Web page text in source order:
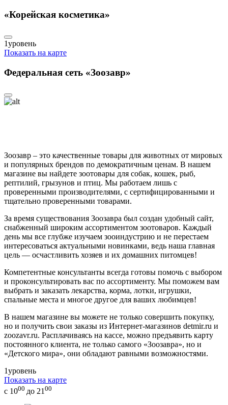
«Корейская косметика»
1уровень
Показать на карте
Федеральная сеть «Зоозавр»
Зоозавр – это качественные товары для животных от мировых
и популярных брендов по демократичным ценам. В нашем
магазине вы найдете зоотовары для собак, кошек, рыб,
рептилий, грызунов и птиц. Мы работаем лишь с
проверенными производителями, с сертифицированными и
тщательно проверенными товарами.
За время существования Зоозавра был создан удобный сайт,
снабженный широким ассортиментом зоотоваров. Каждый
день мы все глубже изучаем зооиндустрию и не перестаем
интересоваться актуальными новинками, ведь наша главная
цель — осчастливить хозяев и их домашних питомцев!
Компетентные консультанты всегда готовы помочь с выбором
и проконсультировать вас по ассортименту. Мы поможем вам
выбрать и заказать лекарства, корма, лотки, игрушки,
спальные места и многое другое для ваших любимцев!
В нашем магазине вы можете не только совершить покупку,
но и получить свои заказы из Интернет-магазинов detmir.ru и
zoozavr.ru. Расплачиваясь на кассе, можно предъявить карту
постоянного клиента, не только самого «Зоозавра», но и
«Детского мира», они обладают равными возможностями.
1уровень
Показать на карте
с 1000 до 21 00